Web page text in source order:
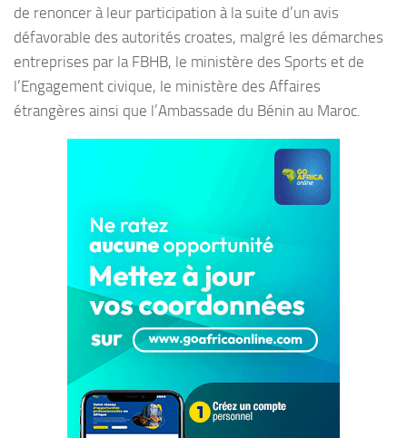
de renoncer à leur participation à la suite d’un avis
défavorable des autorités croates, malgré les démarches
entreprises par la FBHB, le ministère des Sports et de
l’Engagement civique, le ministère des Affaires
étrangères ainsi que l’Ambassade du Bénin au Maroc.